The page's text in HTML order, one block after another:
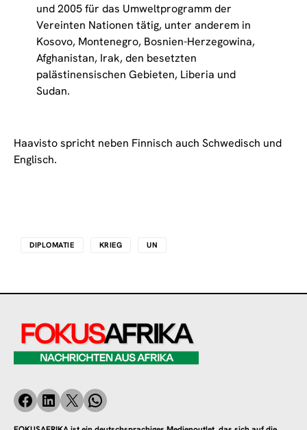
und 2005 für das Umweltprogramm der
Vereinten Nationen tätig, unter anderem in
Kosovo, Montenegro, Bosnien-Herzegowina,
Afghanistan, Irak, den besetzten
palästinensischen Gebieten, Liberia und
Sudan.
Haavisto spricht neben Finnisch auch Schwedisch und
Englisch.
DIPLOMATIE KRIEG UN